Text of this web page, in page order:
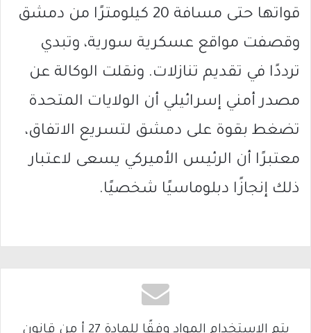
قواتها حتى مسافة 20 كيلومترًا من دمشق
وقصفت مواقع عسكرية سورية، وتبدي
ترددًا في تقديم تنازلات. ونقلت الوكالة عن
مصدر أمني إسرائيلي أن الولايات المتحدة
تضغط بقوة على دمشق لتسريع الاتفاق،
معتبرًا أن الرئيس الأميركي يسعى لاعتبار
ذلك إنجازًا دبلوماسيًا شخصيًا.
يتم الاستخدام المواد وفقًا للمادة 27 أ من قانون